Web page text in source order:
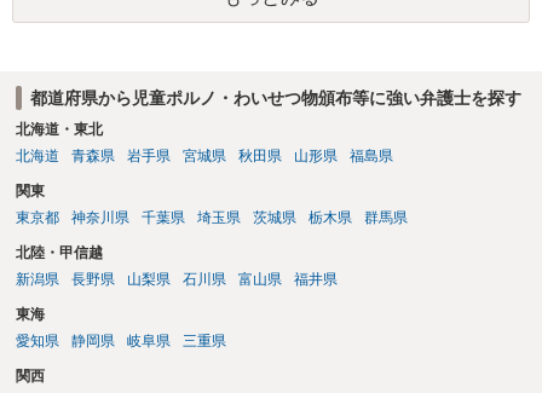
都道府県から児童ポルノ・わいせつ物頒布等に強い弁護士を探す
北海道・東北
北海道
青森県 岩手県 宮城県 秋田県 山形県 福島県
関東
東京都
神奈川県 千葉県 埼玉県 茨城県 栃木県 群馬県
北陸・甲信越
新潟県
長野県 山梨県 石川県 富山県 福井県
東海
愛知県
静岡県 岐阜県 三重県
関西